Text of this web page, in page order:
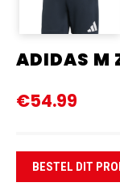
ADIDAS M
€54.99
BESTEL DIT